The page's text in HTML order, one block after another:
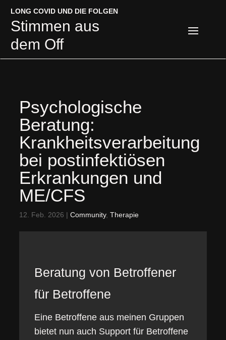
LONG COVID UND DIE FOLGEN
Stimmen aus
dem Off
LONG COVID UND DIE FOLGEN
Stimmen aus
dem Off
Psychologische
Beratung:
Krankheitsverarbeitung
bei postinfektiösen
Erkrankungen und
ME/CFS
12. Feb. 2026 | Community, Therapie
Beratung von Betroffener
für Betroffene
Eine Betroffene aus meinen Gruppen
bietet nun auch Support für Betroffene